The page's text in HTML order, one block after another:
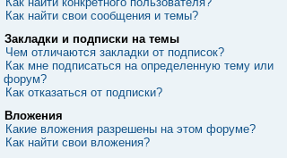
Как найти свои сообщения и темы?
Закладки и подписки на темы
Чем отличаются закладки от подписок?
Как мне подписаться на определенную тему или
форум?
Как отказаться от подписки?
Вложения
Какие вложения разрешены на этом форуме?
Как найти свои вложения?